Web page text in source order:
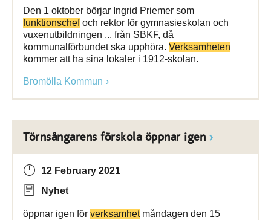
Den 1 oktober börjar Ingrid Priemer som
funktionschefoch rektor för gymnasieskolan och
vuxenutbildningen ... från SBKF, då
kommunalförbundet ska upphöra. Verksamheten
kommer att ha sina lokaler i 1912-skolan.
Bromölla Kommun
Törnsångarens förskola öppnar igen
12 February 2021
Nyhet
öppnar igen för verksamhetmåndagen den 15